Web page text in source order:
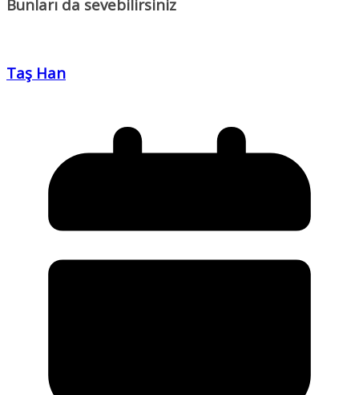
Bunları da sevebilirsiniz
Taş Han